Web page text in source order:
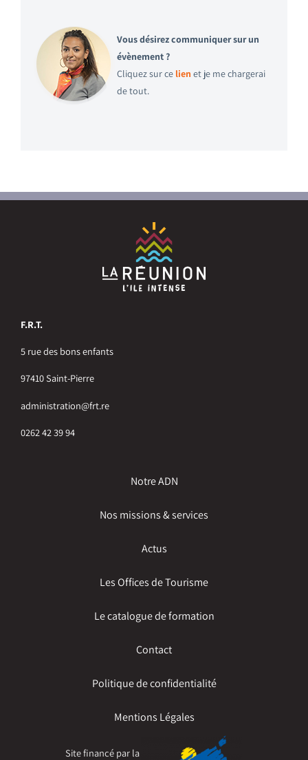
Vous désirez communiquer sur un
évènement ?
Cliquez sur ce lien et je me chargerai
de tout.
F.R.T.
5 rue des bons enfants
97410 Saint-Pierre
administration@frt.re
0262 42 39 94
Notre ADN
Nos missions & services
Actus
Les Offices de Tourisme
Le catalogue de formation
Contact
Politique de confidentialité
Mentions Légales
Site financé par la